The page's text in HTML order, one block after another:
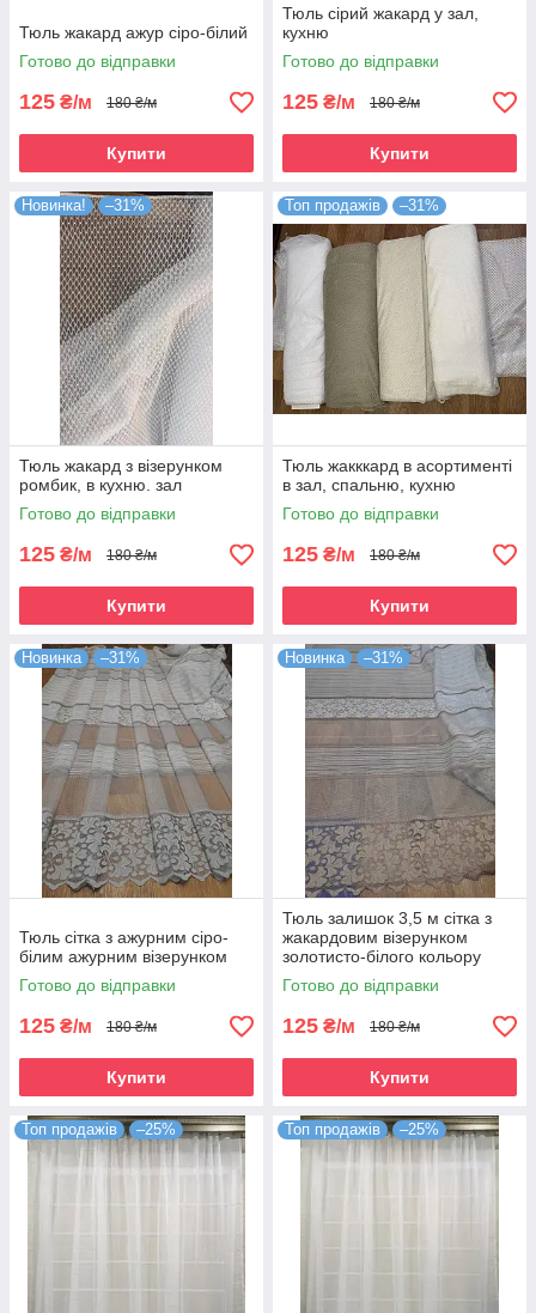
Тюль жакард ажур сіро-білий
Готово до відправки
125 ₴/м 180 ₴/м
Купити
Тюль сірий жакард у зал,
кухню
Готово до відправки
125 ₴/м 180 ₴/м
Купити
Новинка! –31%
Тюль жакард з візерунком
ромбик, в кухню. зал
Готово до відправки
125 ₴/м 180 ₴/м
Купити
Топ продажів –31%
Тюль жакккард в асортименті
в зал, спальню, кухню
Готово до відправки
125 ₴/м 180 ₴/м
Купити
Новинка –31%
Тюль сітка з ажурним сіро-
білим ажурним візерунком
Готово до відправки
125 ₴/м 180 ₴/м
Купити
Новинка –31%
Тюль залишок 3,5 м сітка з
жакардовим візерунком
золотисто-білого кольору
Готово до відправки
125 ₴/м 180 ₴/м
Купити
Топ продажів –25% Топ продажів –25%